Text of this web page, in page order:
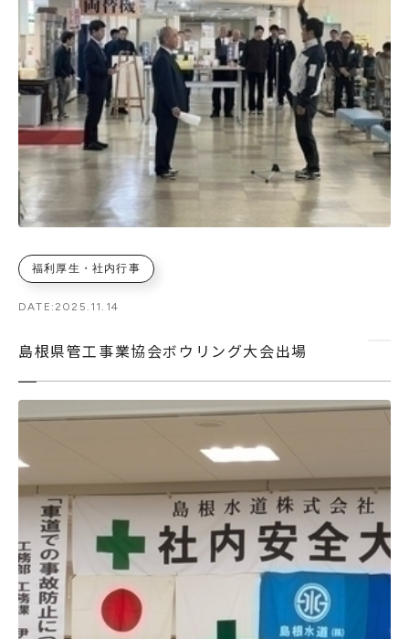
福利厚生・社内行事
DATE: 2025.11.14
島根県管工事業協会ボウリング大会出場